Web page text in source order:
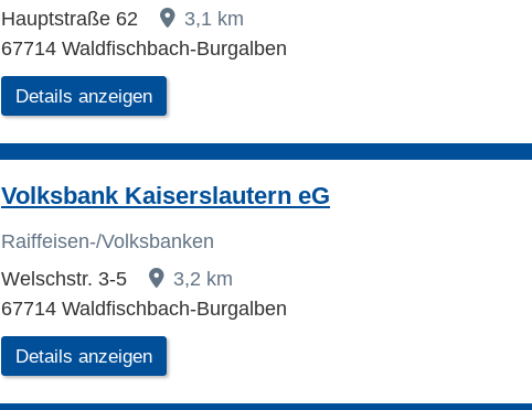
Hauptstraße 62
3,1 km
67714 Waldfischbach-Burgalben
Details anzeigen
Volksbank Kaiserslautern eG
Raiffeisen-/Volksbanken
Welschstr. 3-5
3,2 km
67714 Waldfischbach-Burgalben
Details anzeigen